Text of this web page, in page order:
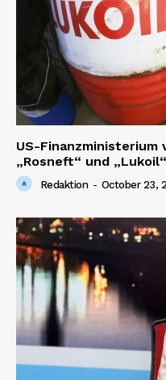
Company
About us
Contact us
US-Finanzministerium
„Rosneft“ und „Lukoil“
Redaktion - October 23,